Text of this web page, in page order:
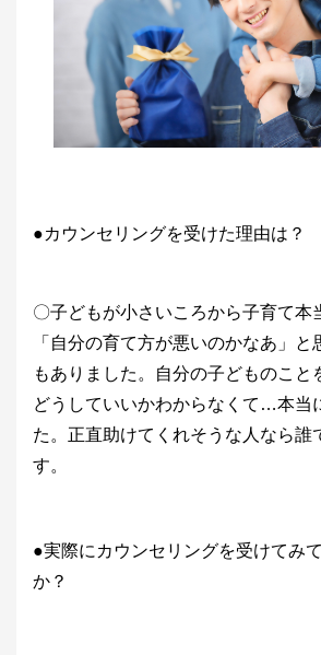
●カウンセリングを受けた理由は？
〇子どもが小さいころから子育て本
「自分の育て方が悪いのかなあ」
もありました。自分の子どものこと
どうしていいかわからなくて…本当
た。正直助けてくれそうな人なら誰
す。
●実際にカウンセリングを受けてみ
か？